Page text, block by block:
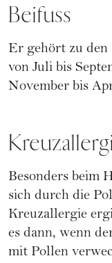
Beifuss
Er gehört zu
von Juli bis
November bis
Besonders beim
sich durch die
Kreuzallergie
es dann, wenn
mit Pollen